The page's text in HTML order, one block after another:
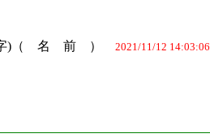
)（ 名 前 ） 2021/11/12 14:03:06